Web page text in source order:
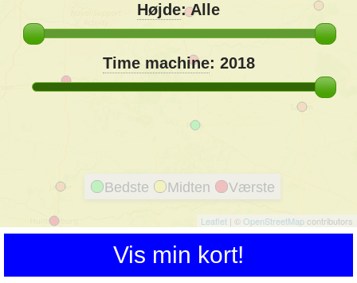
Bedste Midten Værste
Leaflet | © OpenStreetMapcontributors
Højde:Alle
Time machine: 2018
Vis min kort!